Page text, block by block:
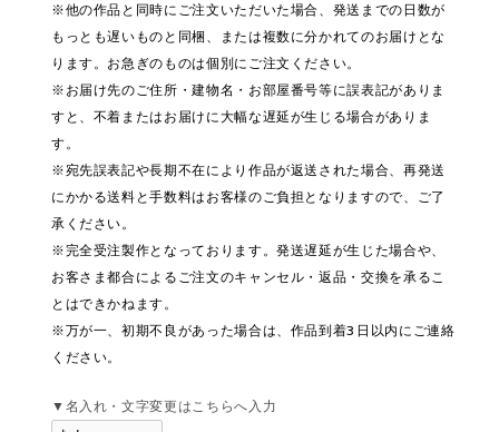
※他の作品と同時にご注文いただいた場合、発送までの日数が
もっとも遅いものと同梱、または複数に分かれてのお届けとな
ります。お急ぎのものは個別にご注文ください。
※お届け先のご住所・建物名・お部屋番号等に誤表記がありま
すと、不着またはお届けに大幅な遅延が生じる場合がありま
す。
※宛先誤表記や長期不在により作品が返送された場合、再発送
にかかる送料と手数料はお客様のご負担となりますので、ご了
承ください。
※完全受注製作となっております。発送遅延が生じた場合や、
お客さま都合によるご注文のキャンセル・返品・交換を承るこ
とはできかねます。
※万が一、初期不良があった場合は、作品到着3日以内にご連絡
ください。
▼名入れ・文字変更はこちらへ入力